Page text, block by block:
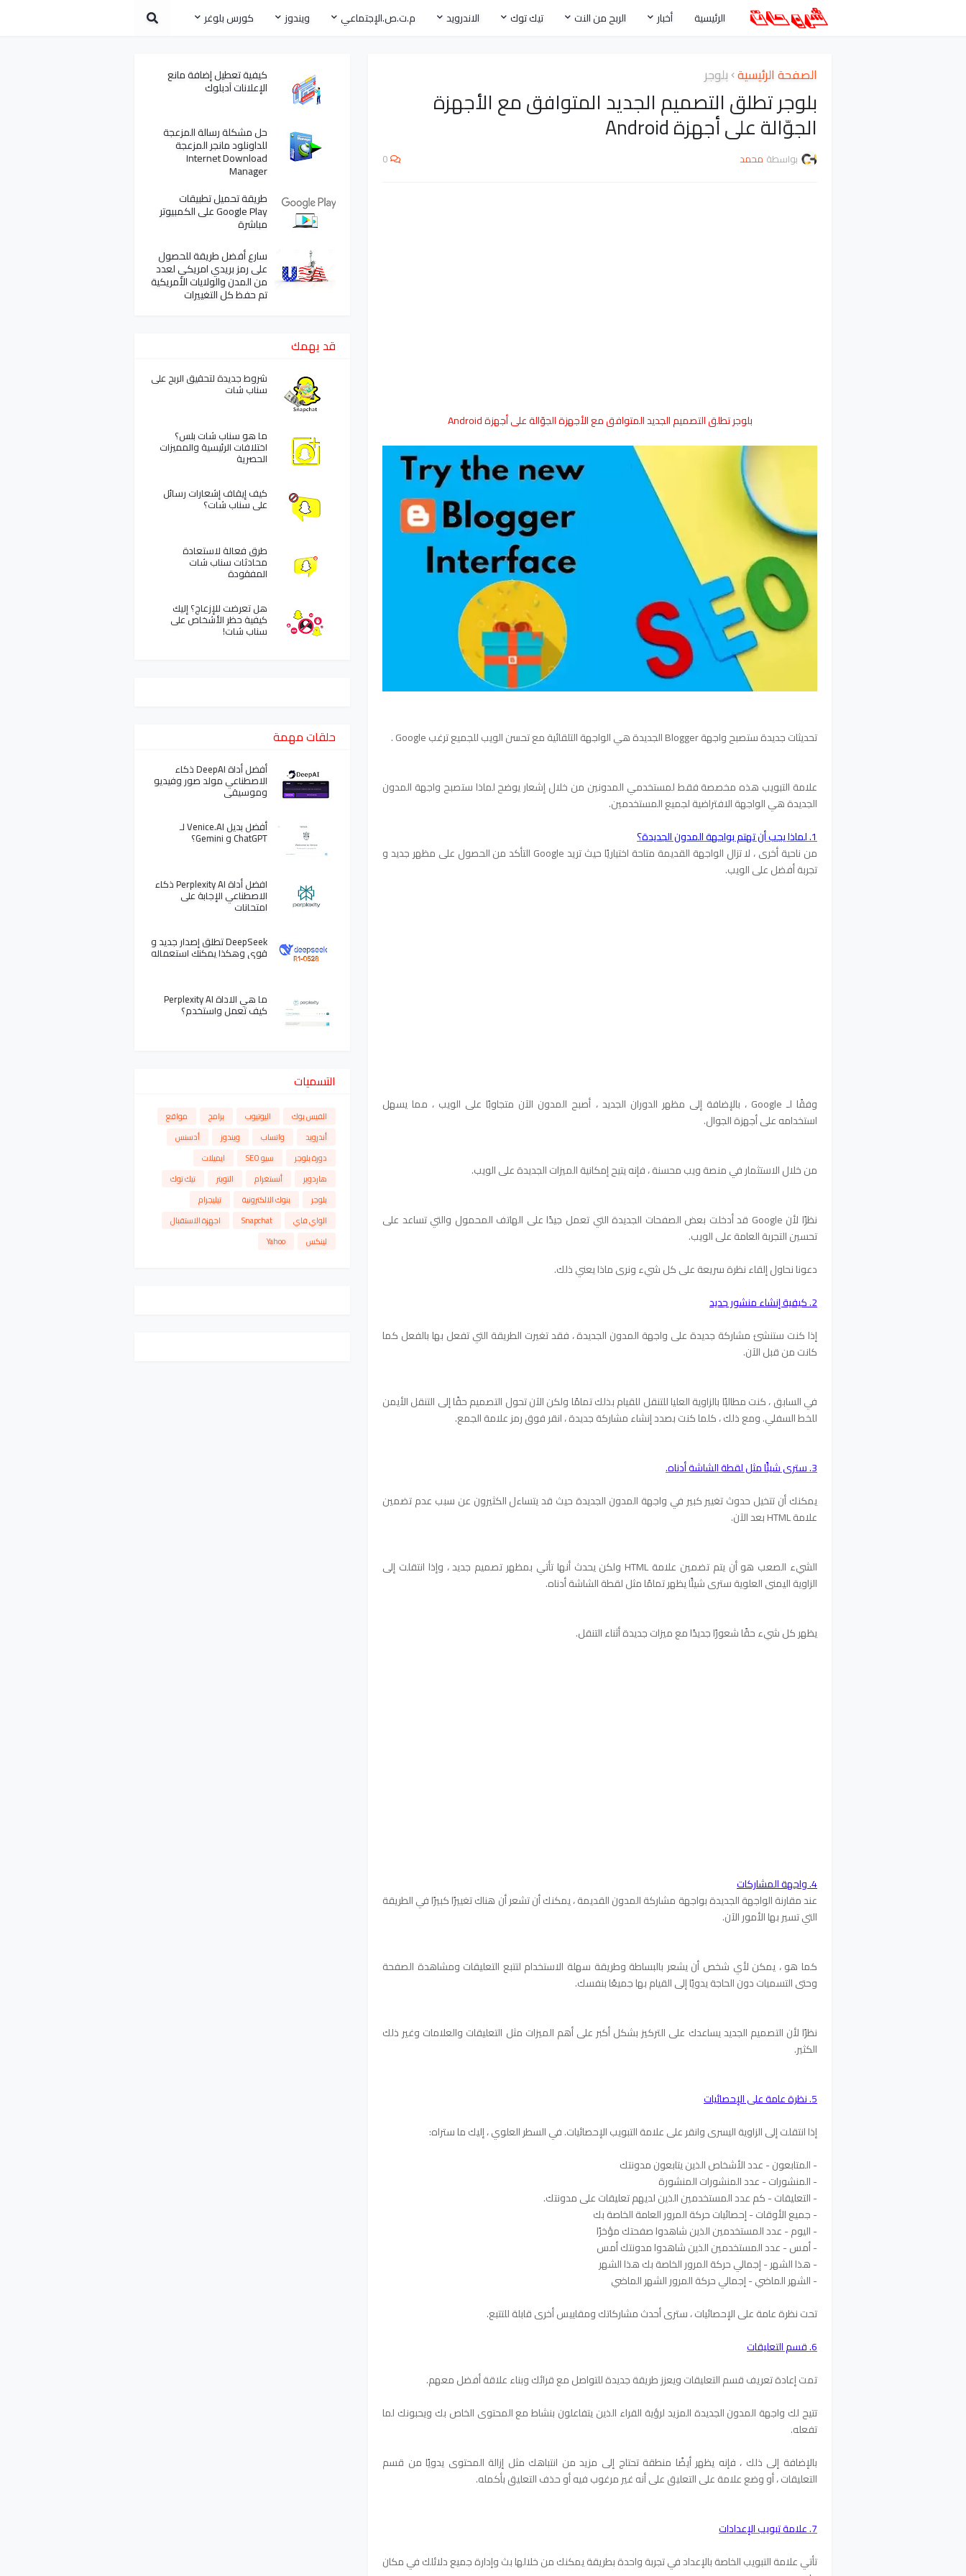
الرئيسية أخبار الربح من النت تيك توك الاندرويد م.ت.ص.الإجتماعي ويندوز كورس بلوغر
الصفحة الرئيسية بلوجر
بلوجر تطلق التصميم الجديد المتوافق مع الأجهزة
الجوّالة على أجهزة Android
بواسطة محمد 0
بلوجر تطلق التصميم الجديد المتوافق مع الأجهزة الجوّالة على أجهزة Android
تحديثات جديدة ستصبح واجهة Blogger الجديدة هي الواجهة التلقائية مع تحسن الويب للجميع ترغب Google .
علامة التبويب هذه مخصصة فقط لمستخدمي المدونين من خلال إشعار يوضح لماذا ستصبح واجهة المدون
الجديدة هي الواجهة الافتراضية لجميع المستخدمين.
1. لماذا يجب أن تهتم بواجهة المدون الجديدة؟
من ناحية أخرى ، لا تزال الواجهة القديمة متاحة اختياريًا حيث تريد Google التأكد من الحصول على مظهر جديد و
تجربة أفضل على الويب.
وفقًا لـ Google ، بالإضافة إلى مظهر الدوران الجديد ، أصبح المدون الآن متجاوبًا على الويب ، مما يسهل
استخدامه على أجهزة الجوال.
من خلال الاستثمار في منصة ويب محسنة ، فإنه يتيح إمكانية الميزات الجديدة على الويب.
نظرًا لأن Google قد أدخلت بعض الصفحات الجديدة التي تعمل جيدًا على الهاتف المحمول والتي تساعد على
تحسين التجربة العامة على الويب.
دعونا نحاول إلقاء نظرة سريعة على كل شيء ونرى ماذا يعني ذلك.
2. كيفية إنشاء منشور جديد
إذا كنت ستنشئ مشاركة جديدة على واجهة المدون الجديدة ، فقد تغيرت الطريقة التي تفعل بها بالفعل كما
كانت من قبل الآن.
في السابق ، كنت مطالبًا بالزاوية العليا للتنقل للقيام بذلك تمامًا ولكن الآن تحول التصميم حقًا إلى التنقل الأيمن
للخط السفلي. ومع ذلك ، كلما كنت بصدد إنشاء مشاركة جديدة ، انقر فوق رمز علامة الجمع.
3. سترى شيئًا مثل لقطة الشاشة أدناه.
يمكنك أن تتخيل حدوث تغيير كبير في واجهة المدون الجديدة حيث قد يتساءل الكثيرون عن سبب عدم تضمين
علامة HTML بعد الآن.
الشيء الصعب هو أن يتم تضمين علامة HTML ولكن يحدث أنها تأتي بمظهر تصميم جديد ، وإذا انتقلت إلى
الزاوية اليمنى العلوية سترى شيئًا يظهر تمامًا مثل لقطة الشاشة أدناه.
يظهر كل شيء حقًا شعورًا جديدًا مع ميزات جديدة أثناء التنقل.
4. واجهة المشاركات
عند مقارنة الواجهة الجديدة بواجهة مشاركة المدون القديمة ، يمكنك أن تشعر أن هناك تغييرًا كبيرًا في الطريقة
التي تسير بها الأمور الآن.
كما هو ، يمكن لأي شخص أن يشعر بالبساطة وطريقة سهلة الاستخدام لتتبع التعليقات ومشاهدة الصفحة
وحتى التسميات دون الحاجة يدويًا إلى القيام بها جميعًا بنفسك.
نظرًا لأن التصميم الجديد يساعدك على التركيز بشكل أكبر على أهم الميزات مثل التعليقات والعلامات وغير ذلك
الكثير.
5. نظرة عامة على الإحصائيات
إذا انتقلت إلى الزاوية اليسرى وانقر على علامة التبويب الإحصائيات. في السطر العلوي ، إليك ما ستراه:
- المتابعون - عدد الأشخاص الذين يتابعون مدونتك
- المنشورات - عدد المنشورات المنشورة
- التعليقات - كم عدد المستخدمين الذين لديهم تعليقات على مدونتك.
- جميع الأوقات - إحصائيات حركة المرور العامة الخاصة بك
- اليوم - عدد المستخدمين الذين شاهدوا صفحتك مؤخرًا
- أمس - عدد المستخدمين الذين شاهدوا مدونتك أمس
- هذا الشهر - إجمالي حركة المرور الخاصة بك هذا الشهر
- الشهر الماضي - إجمالي حركة المرور الشهر الماضي
تحت نظرة عامة على الإحصائيات ، سترى أحدث مشاركاتك ومقاييس أخرى قابلة للتتبع.
6. قسم التعليقات
تمت إعادة تعريف قسم التعليقات ويعزز طريقة جديدة للتواصل مع قرائك وبناء علاقة أفضل معهم.
تتيح لك واجهة المدون الجديدة المزيد لرؤية القراء الذين يتفاعلون بنشاط مع المحتوى الخاص بك ويحبونك لما
تفعله.
بالإضافة إلى ذلك ، فإنه يظهر أيضًا منطقة تحتاج إلى مزيد من انتباهك مثل إزالة المحتوى يدويًا من قسم
التعليقات ، أو وضع علامة على التعليق على أنه غير مرغوب فيه أو حذف التعليق بأكمله.
7. علامة تبويب الإعدادات
تأتي علامة التبويب الخاصة بالإعداد في تجربة واحدة بطريقة يمكنك من خلالها بث وإدارة جميع دلائلك في مكان
كيفية تعطيل إضافة مانع
الإعلانات آدبلوك
حل مشكلة رسالة المزعجة
للداونلود مانجر المزعجة
Internet Download
Manager
طريقة تحميل تطبيقات
Google Play على الكمبيوتر
مباشرة
سارع أفضل طريقة للحصول
على رمز بريدي امريكي لعدد
من المدن والولايات الأمريكية
تم حفظ كل التغييرات
قد يهمك
شروط جديدة لتحقيق الربح على
سناب شات
ما هو سناب شات بلس؟
اختلافات الرئيسية والمميزات
الحصرية
كيف إيقاف إشعارات رسائل
على سناب شات؟
طرق فعالة لاستعادة
محادثات سناب شات
المفقودة
هل تعرضت للإزعاج؟ إليك
كيفية حظر الأشخاص على
سناب شات!
حلقات مهمة
أفضل أداة DeepAI ذكاء
الاصطناعي مولد صور وفيديو
وموسيقى
أفضل بديل Venice.AI لـ
ChatGPT و Gemini؟
افضل أداة Perplexity AI ذكاء
الاصطناعي الإجابة على
امتحانات
DeepSeek تطلق إصدار جديد و
قوي وهكذا يمكنك استعماله
ما هي الاداة Perplexity AI
كيف تعمل واستخدم؟
التسميات
الفيس بوك اليوتيوب برامج
مواقع
أندرويد
واتساب ويندوز
أدسنس
دورة بلوجر
سيو SEO
ايميلات
هاردوير
أنستغرام التويتر
تيك توك
بلوجر
بنوك الالكترونية
تيليجرام
الواي فاي
Snapchat
اجهزة الاستقبال
لينكس
Yahoo